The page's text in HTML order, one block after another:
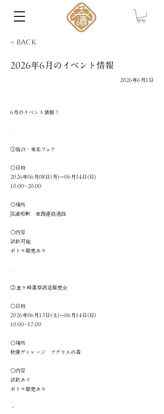
< Back
2026年6月のイベント情報
2026年6月1日
6月のイベント情報！
①仙台・東北フェア
〇日時
2026年06月08日(月)ー06月14日(日)
10:00~20:00
〇場所
JR浦和駅 東西連絡通路
〇内容
試飲可能
ボトル販売あり
② 金ケ崎薬草酒造販売会
〇日時
2026年06月13日(土)ー06月14日(日)
10:00∼17:00
〇場所
秋保ヴィレッジ アグリエの森
〇内容
試飲あり
ボトル販売あり
・